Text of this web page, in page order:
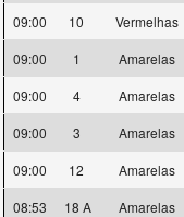
09:00
10 Vermelhas
09:00
1 Amarelas
09:00
4 Amarelas
09:00
3 Amarelas
09:00
12 Amarelas
08:53
18 A Amarelas